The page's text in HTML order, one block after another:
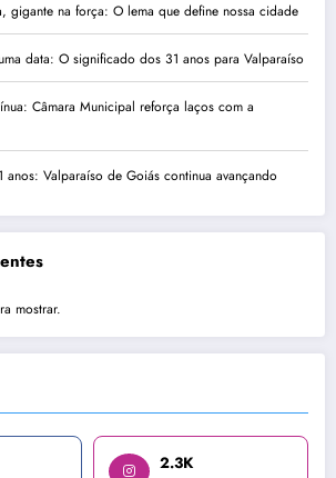
gigante na força: O lema que define nossa cidade
data: O significado dos 31 anos para Valparaíso
Câmara Municipal reforça laços com a
Valparaíso de Goiás continua avançando
mostrar.
2.3K